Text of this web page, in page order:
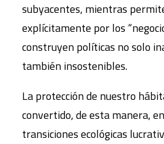
subyacentes, mientras
explícitamente por los
construyen políticas no solo
también insostenibles.
La protección de nuestro
convertido, de esta manera,
transiciones ecológicas